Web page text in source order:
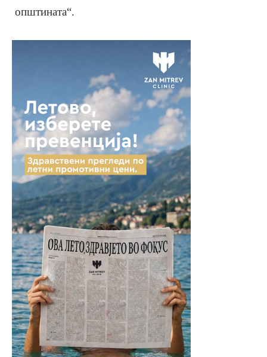
општината“.